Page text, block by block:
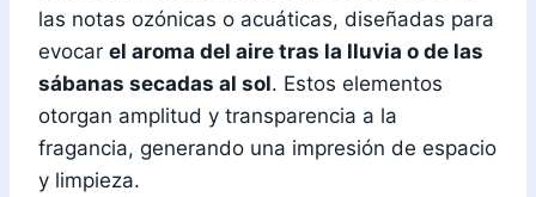
las notas ozónicas o acuáticas, diseñadas para
evocar el aroma del aire tras la lluvia o de las
sábanas secadas al sol. Estos elementos
otorgan amplitud y transparencia a la
fragancia, generando una impresión de espacio
y limpieza.